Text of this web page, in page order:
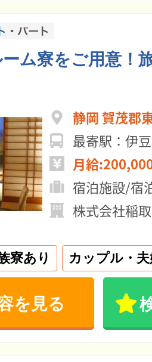
ム寮をご用意！
静岡 賀茂郡
最寄駅：伊
月給
宿泊施設/宿
株式会社稲
寮あり カップル・
を見る